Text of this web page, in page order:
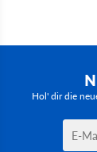
Hol' dir die